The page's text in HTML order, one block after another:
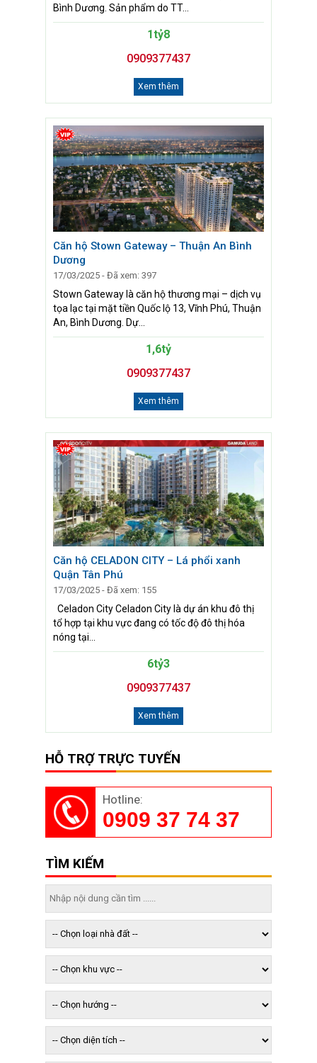
Bình Dương. Sản phẩm do TT...
1tỷ8
0909377437
Xem thêm
Căn hộ Stown Gateway – Thuận An Bình
Dương
17/03/2025 - Đã xem: 397
Stown Gateway là căn hộ thương mại – dịch vụ
tọa lạc tại mặt tiền Quốc lộ 13, Vĩnh Phú, Thuận
An, Bình Dương. Dự...
1,6tỷ
0909377437
Xem thêm
Căn hộ CELADON CITY – Lá phổi xanh
Quận Tân Phú
17/03/2025 - Đã xem: 155
Celadon City Celadon City là dự án khu đô thị
tổ hợp tại khu vực đang có tốc độ đô thị hóa
nóng tại...
6tỷ3
0909377437
Xem thêm
HỖ TRỢ TRỰC TUYẾN
Hotline:
0909 37 74 37
TÌM KIẾM